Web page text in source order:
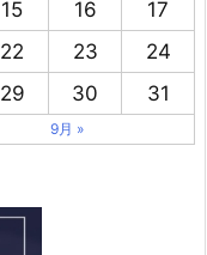
15 16
17
22 23
24
29 30 31
9月 »